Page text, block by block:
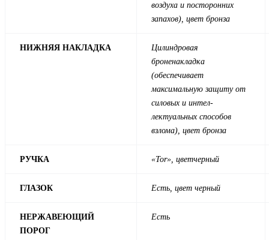
воздуха и посторонних
запахов), цвет бронза
НИЖНЯЯ НАКЛАДКА
Цилиндровая
броненакладка
(обеспечивает
максимальную защиту от
силовых и интел-
лектуальных способов
взлома), цвет бронза
РУЧКА «Tor», цветчерный
ГЛАЗОК Есть, цвет черный
НЕРЖАВЕЮЩИЙ
ПОРОГ
Есть